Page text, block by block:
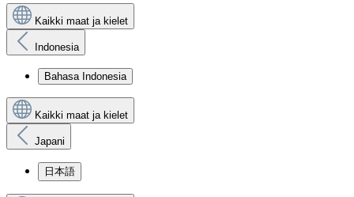
Kaikki maat ja kielet
Indonesia
Bahasa Indonesia
Kaikki maat ja kielet
Japani
日本語